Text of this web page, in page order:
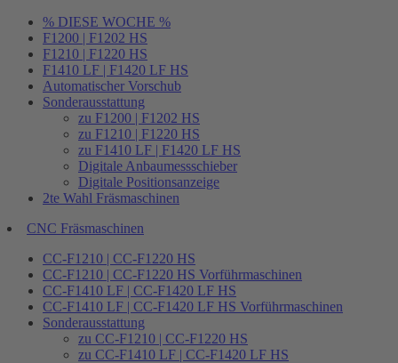
% DIESE WOCHE %
F1200 | F1202 HS
F1210 | F1220 HS
F1410 LF | F1420 LF HS
Automatischer Vorschub
Sonderausstattung
zu F1200 | F1202 HS
zu F1210 | F1220 HS
zu F1410 LF | F1420 LF HS
Digitale Anbaumessschieber
Digitale Positionsanzeige
2te Wahl Fräsmaschinen
CNC Fräsmaschinen
CC-F1210 | CC-F1220 HS
CC-F1210 | CC-F1220 HS Vorführmaschinen
CC-F1410 LF | CC-F1420 LF HS
CC-F1410 LF | CC-F1420 LF HS Vorführmaschinen
Sonderausstattung
zu CC-F1210 | CC-F1220 HS
zu CC-F1410 LF | CC-F1420 LF HS